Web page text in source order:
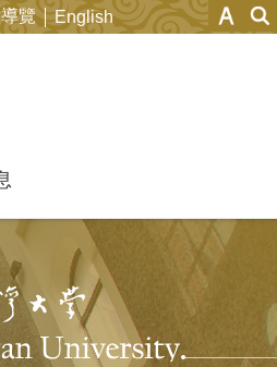
覽 English